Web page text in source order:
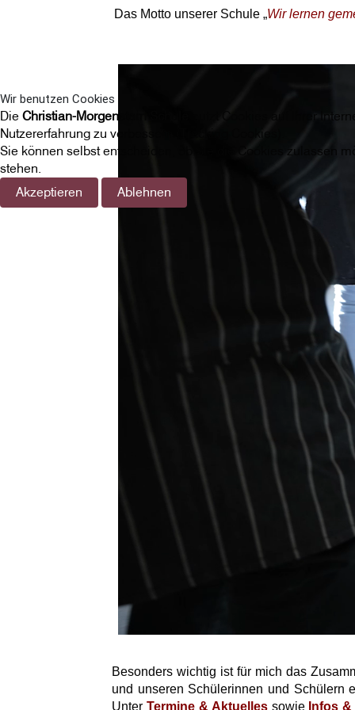
Das Motto unserer Schule „Wir lernen
Besonders wichtig ist für mich das
und unseren Schülerinnen und
Unter Termine & Aktuellessowie Infos
Wir benutzen Cookies
Die Christian-Morgenstern Schule
nutzt Cookies auf Ihrer
Nutzererfahrung zu verbessern (Tracking Cookies).
Sie können selbst entscheiden, ob Sie die Cookies zulassen
stehen.
Akzeptieren
Ablehnen